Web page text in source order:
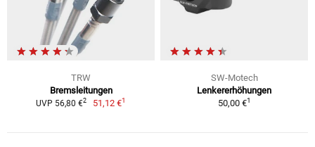
TRW
Bremsleitungen
UVP 56,80 €2 51,12 €1
SW-Motech
Lenkererhöhungen
50,00 €1